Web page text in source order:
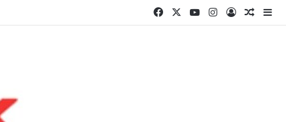
FacebookYouTubeInstagram
Log In